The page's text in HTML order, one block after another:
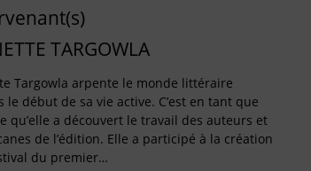
TARGOWLA
Targowla arpente le monde littéraire
le début de sa vie active. C’est en tant que
qu’elle a découvert le travail des auteurs et
de l’édition. Elle a participé à la création
du premier…